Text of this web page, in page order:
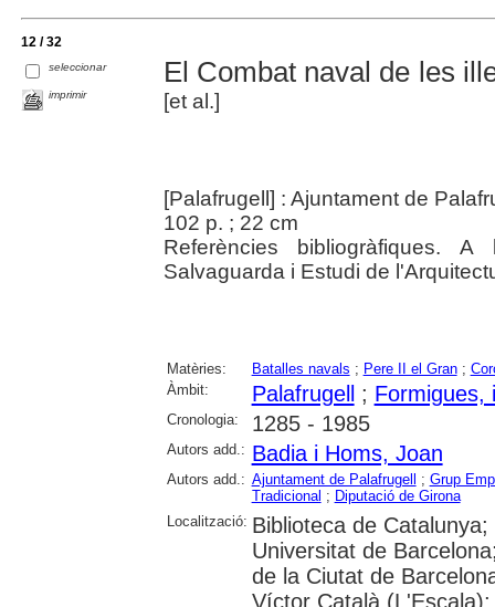
12 / 32
seleccionar
imprimir
El Combat naval de les
[et al.]
[Palafrugell] : Ajuntament de
102 p. ; 22 cm
Referències bibliogràfiques.
Salvaguarda i Estudi de
Matèries: Batalles navals ; Pere II el Gran;
Àmbit:
Palafrugell ; Formigues,
Cronologia: 1285 - 1985
Autors add.: Badia i Homs, Joan
Autors add.: Ajuntament de Palafrugell ; Grup
Tradicional ; Diputació de Girona
Localització: Biblioteca de
Universitat de
de la Ciutat de
Víctor Català